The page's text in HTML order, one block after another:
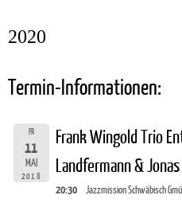
2020
Termin-Informationen:
FR
11
MAI
2018
Frank Wingold Trio
Landfermann &
20:30 Jazzmission Schwäbisch